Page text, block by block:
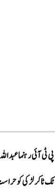
پی ٹی آئی رہنما
ٹک ٹاکر لڑکی کو